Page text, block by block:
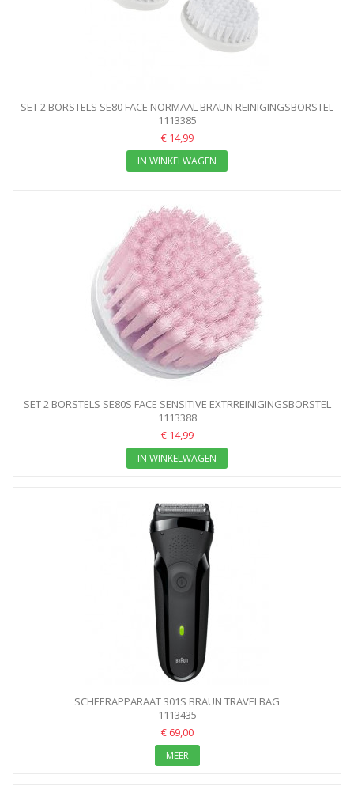
SET 2 BORSTELS SE80 FACE NORMAAL BRAUN REINIGINGSBORSTEL
1113385
€ 14,99
IN WINKELWAGEN
SET 2 BORSTELS SE80S FACE SENSITIVE EXTRREINIGINGSBORSTEL
1113388
€ 14,99
IN WINKELWAGEN
SCHEERAPPARAAT 301S BRAUN TRAVELBAG
1113435
€ 69,00
MEER